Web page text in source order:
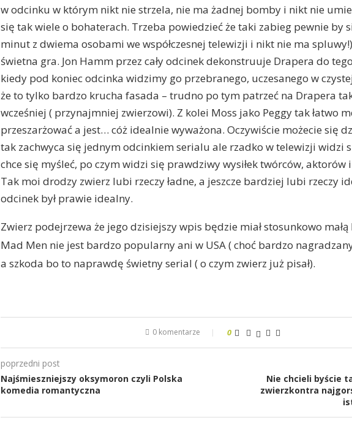
w odcinku w którym nikt nie strzela, nie ma żadnej bomby i nikt nie
się tak wiele o bohaterach. Trzeba powiedzieć że taki zabieg pewnie by
minut z dwiema osobami we współczesnej telewizji i nikt nie ma
świetna gra. Jon Hamm przez cały odcinek dekonstruuje Drapera do
kiedy pod koniec odcinka widzimy go przebranego, uczesanego w
że to tylko bardzo krucha fasada – trudno po tym patrzeć na Drapera
wcześniej ( przynajmniej zwierzowi). Z kolei Moss jako Peggy tak łatwo
przeszarżować a jest… cóż idealnie wyważona. Oczywiście możecie się
tak zachwyca się jednym odcinkiem serialu ale rzadko w telewizji widzi
chce się myśleć, po czym widzi się prawdziwy wysiłek twórców, aktorów
Tak moi drodzy zwierz lubi rzeczy ładne, a jeszcze bardziej lubi rzeczy
odcinek był prawie idealny.
Zwierz podejrzewa że jego dzisiejszy wpis będzie miał stosunkowo małą
Mad Men nie jest bardzo popularny ani w USA ( choć bardzo
a szkoda bo to naprawdę świetny serial ( o czym zwierz już pisał).
0 komentarze 0
poprzedni post
Najśmieszniejszy oksymoron czyli Polska
komedia romantyczna
Nie chcieli byście
zwierzkontra